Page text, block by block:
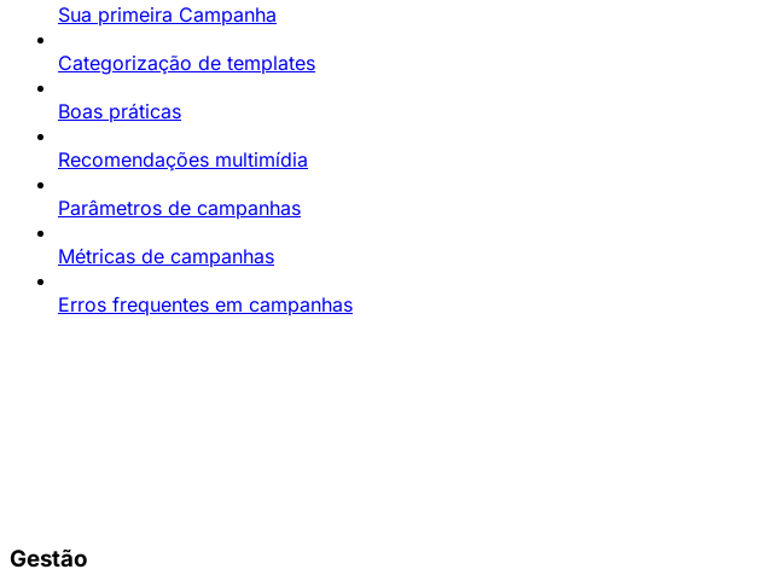
Sua primeira Campanha
Categorização de templates
Boas práticas
Recomendações multimídia
Parâmetros de campanhas
Métricas de campanhas
Erros frequentes em campanhas
Gestão